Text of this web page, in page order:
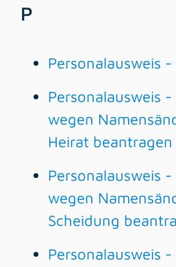
P
Personalausweis
Personalausweis
wegen
Heirat beantragen
Personalausweis
wegen
Scheidung
Personalausweis